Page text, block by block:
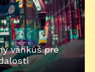
vankúš pre